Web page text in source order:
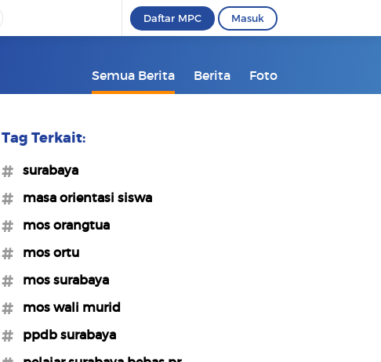
Daftar MPC Masuk
Semua Berita Berita Foto
Tag Terkait:
#surabaya
#masa orientasi siswa
#mos orangtua
#mos ortu
#mos surabaya
#mos wali murid
#ppdb surabaya